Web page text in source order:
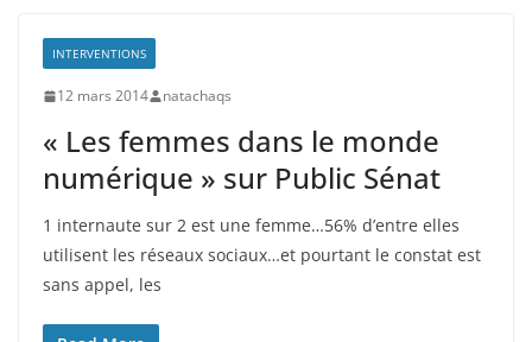
INTERVENTIONS
12 mars 2014 natachaqs
« Les femmes dans le monde
numérique » sur Public Sénat
1 internaute sur 2 est une femme…56% d’entre elles
utilisent les réseaux sociaux…et pourtant le constat est
sans appel, les